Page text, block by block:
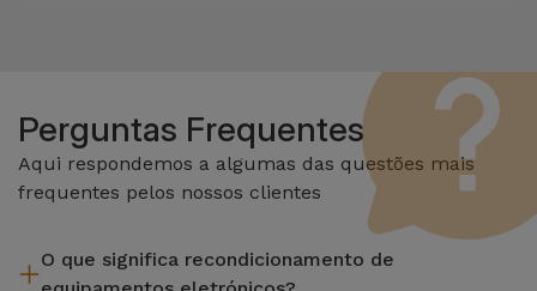
Perguntas Frequentes
Aqui respondemos a algumas das questões mais
frequentes pelos nossos clientes
O que significa recondicionamento de